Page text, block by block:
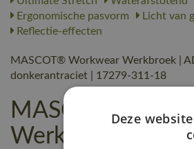
Ergonomische pasvorm
Licht van
Reflectie-effecten
MASCOT® Workwear Werkbroek |
donkerantraciet | 17279-311-18
MASCOT®
Werkbroek |
Deze